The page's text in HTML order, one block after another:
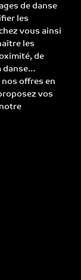
de danse
les
vous ainsi
les
de
danse…
offres en
vos